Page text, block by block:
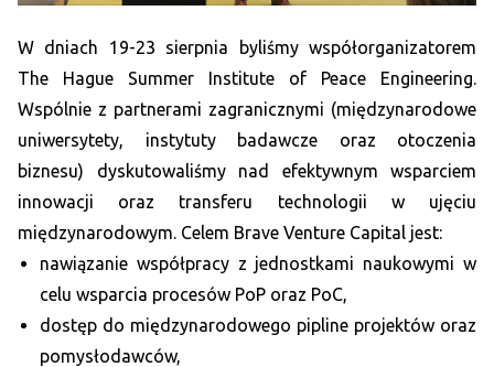
W dniach 19-23 sierpnia byliśmy współorganizatorem
The Hague Summer Institute of Peace Engineering.
Wspólnie z partnerami zagranicznymi (międzynarodowe
uniwersytety, instytuty badawcze oraz otoczenia
biznesu) dyskutowaliśmy nad efektywnym wsparciem
innowacji oraz transferu technologii w ujęciu
międzynarodowym. Celem Brave Venture Capital jest:
nawiązanie współpracy z jednostkami naukowymi w
celu wsparcia procesów PoP oraz PoC,
dostęp do międzynarodowego pipline projektów oraz
pomysłodawców,